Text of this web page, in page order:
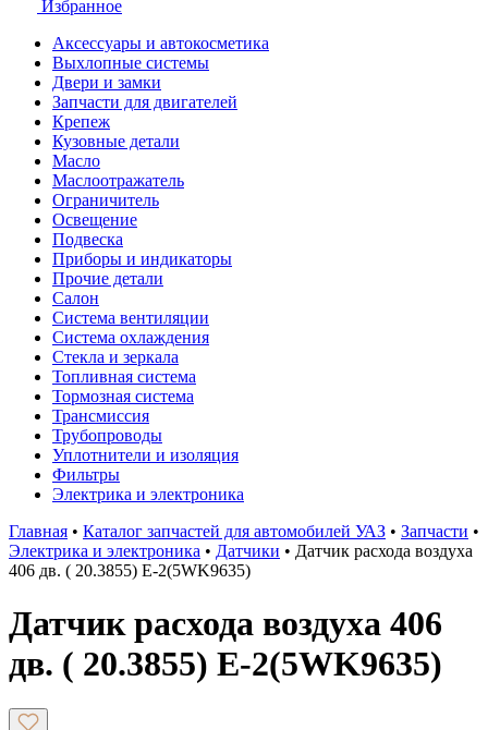
Избранное
Аксессуары и автокосметика
Выхлопные системы
Двери и замки
Запчасти для двигателей
Крепеж
Кузовные детали
Масло
Маслоотражатель
Ограничитель
Освещение
Подвеска
Приборы и индикаторы
Прочие детали
Салон
Система вентиляции
Система охлаждения
Стекла и зеркала
Топливная система
Тормозная система
Трансмиссия
Трубопроводы
Уплотнители и изоляция
Фильтры
Электрика и электроника
Главная • Каталог запчастей для автомобилей УАЗ • Запчасти •
Электрика и электроника • Датчики • Датчик расхода воздуха
406 дв. ( 20.3855) Е-2(5WK9635)
Датчик расхода воздуха 406
дв. ( 20.3855) Е-2(5WK9635)